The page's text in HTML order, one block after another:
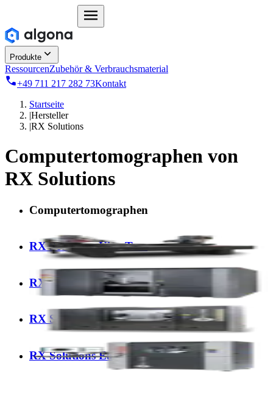
Produkte
RessourcenZubehör & Verbrauchsmaterial
+49 711 217 282 73Kontakt
Startseite
|Hersteller
|RX Solutions
Computertomographen von
RX Solutions
Computertomographen
RX Solutions UltraTom
RX Solutions EasyTom XL
RX Solutions EasyTom
RX Solutions EasyTom S